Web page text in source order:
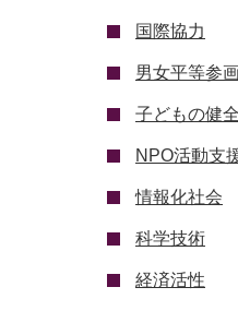
国際協力
男女平等参
子どもの健
NPO活動支
情報化社会
科学技術
経済活性